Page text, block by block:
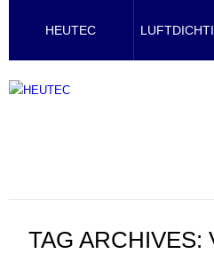
HEUTEC
TAG ARCHIVES: